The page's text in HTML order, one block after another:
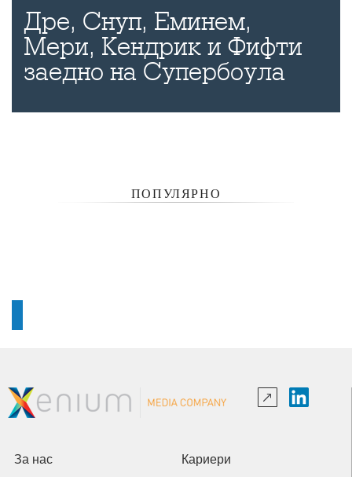
Дре, Снуп, Еминем,
Мери, Кендрик и Фифти
заедно на Супербоула
ПОПУЛЯРНО
За нас Кариери